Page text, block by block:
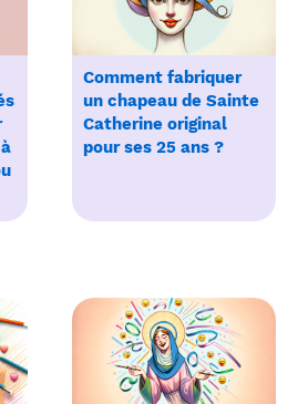
Comment fabriquer
un chapeau de Sainte
Catherine original
pour ses 25 ans ?